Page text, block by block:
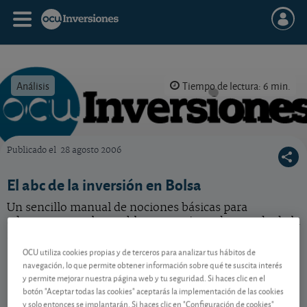
Análisis Tiempo de lectura: 6 min.
Publicado el 28 agosto 2006
El abc de la inversión en Bolsa
Un sencillo manual de nociones básicas para
adentrarse en el rentable pero arriesgado mundo de la
Contenido reservado a SOCIOS
OCU utiliza cookies propias y de terceros para analizar tus hábitos de
navegación, lo que permite obtener información sobre qué te suscita interés
y permite mejorar nuestra página web y tu seguridad. Si haces clic en el
botón "Aceptar todas las cookies" aceptarás la implementación de las cookies
y solo entonces se implantarán. Si haces clic en "Configuración de cookies"